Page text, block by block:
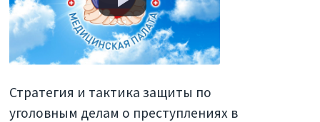
Стратегия и тактика защиты по
уголовным делам о преступлениях в